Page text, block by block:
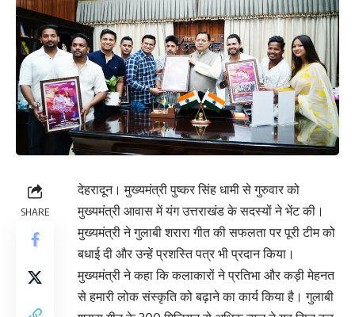
SHARE
देहरादून। मुख्यमंत्री पुष्कर सिंह धामी से गुरुवार को
मुख्यमंत्री आवास में यंग उत्तराखंड के सदस्यों ने भेंट की।
मुख्यमंत्री ने गुलाबी शरारा गीत की सफलता पर पूरी टीम को
बधाई दी और उन्हें प्रशस्ति पत्र भी प्रदान किया।
मुख्यमंत्री ने कहा कि कलाकारों ने प्रतिभा और कड़ी मेहनत
से हमारी लोक संस्कृति को बढ़ाने का कार्य किया है। गुलाबी